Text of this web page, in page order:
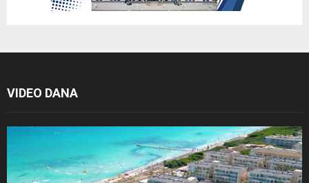
VIDEO DANA